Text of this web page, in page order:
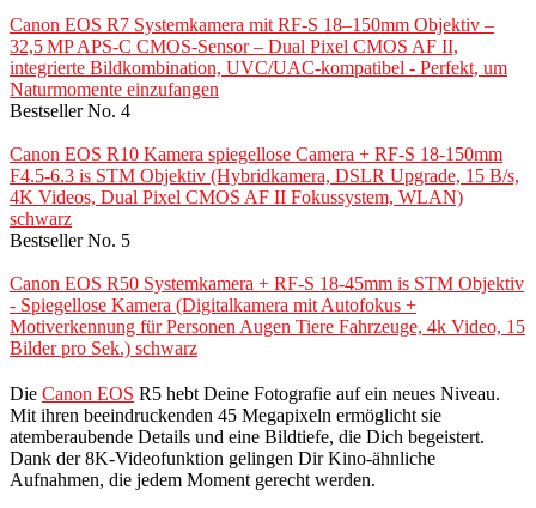
Canon EOS R7 Systemkamera mit RF-S 18–150mm Objektiv –
32,5 MP APS-C CMOS-Sensor – Dual Pixel CMOS AF II,
integrierte Bildkombination, UVC/UAC-kompatibel - Perfekt, um
Naturmomente einzufangen
Bestseller No. 4
Canon EOS R10 Kamera spiegellose Camera + RF-S 18-150mm
F4.5-6.3 is STM Objektiv (Hybridkamera, DSLR Upgrade, 15 B/s,
4K Videos, Dual Pixel CMOS AF II Fokussystem, WLAN)
schwarz
Bestseller No. 5
Canon EOS R50 Systemkamera + RF-S 18-45mm is STM Objektiv
- Spiegellose Kamera (Digitalkamera mit Autofokus +
Motiverkennung für Personen Augen Tiere Fahrzeuge, 4k Video, 15
Bilder pro Sek.) schwarz
Die Canon EOS R5 hebt Deine Fotografie auf ein neues Niveau.
Mit ihren beeindruckenden 45 Megapixeln ermöglicht sie
atemberaubende Details und eine Bildtiefe, die Dich begeistert.
Dank der 8K-Videofunktion gelingen Dir Kino-ähnliche
Aufnahmen, die jedem Moment gerecht werden.